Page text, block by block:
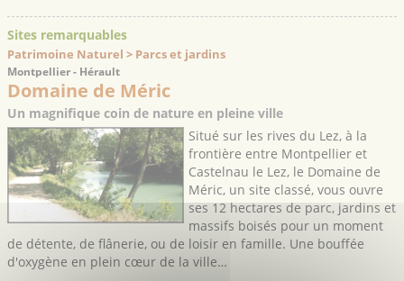
Sites remarquables
Patrimoine Naturel > Parcs et jardins
Montpellier - Hérault
Domaine de Méric
Un magnifique coin de nature en pleine ville
Situé sur les rives du Lez, à la
frontière entre Montpellier et
Castelnau le Lez, le Domaine de
Méric, un site classé, vous ouvre
ses 12 hectares de parc, jardins et
massifs boisés pour un moment
de détente, de flânerie, ou de loisir en famille. Une bouffée
d'oxygène en plein cœur de la ville…